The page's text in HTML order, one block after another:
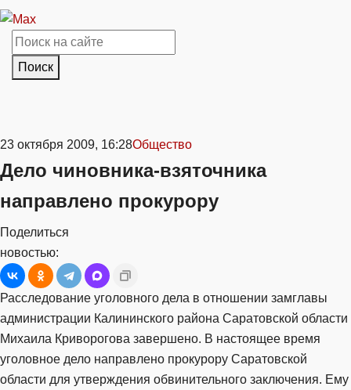
Поиск
23 октября 2009, 16:28Общество
Дело чиновника-взяточника
направлено прокурору
Поделиться
новостью:
Расследование уголовного дела в отношении замглавы
администрации Калининского района Саратовской области
Михаила Криворогова завершено. В настоящее время
уголовное дело направлено прокурору Саратовской
области для утверждения обвинительного заключения. Ему